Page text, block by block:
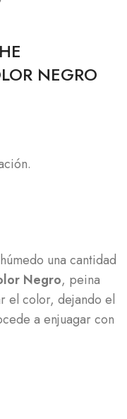
NEGRO
una cantidad
Negro, peina
el color, dejando el
a enjuagar con